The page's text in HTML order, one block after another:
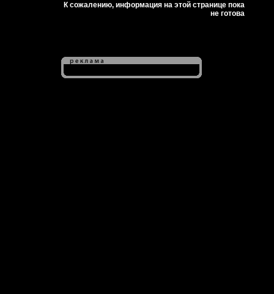
К сожалению, информация на этой странице пока
не готова